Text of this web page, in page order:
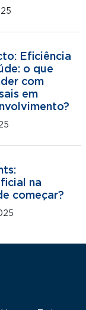
Eficiência
o que
com
em
na
começar?